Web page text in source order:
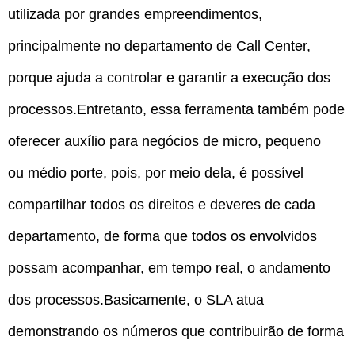
utilizada por grandes empreendimentos,
principalmente no departamento de Call Center,
porque ajuda a controlar e garantir a execução dos
processos.Entretanto, essa ferramenta também pode
oferecer auxílio para negócios de micro, pequeno
ou médio porte, pois, por meio dela, é possível
compartilhar todos os direitos e deveres de cada
departamento, de forma que todos os envolvidos
possam acompanhar, em tempo real, o andamento
dos processos.Basicamente, o SLA atua
demonstrando os números que contribuirão de forma